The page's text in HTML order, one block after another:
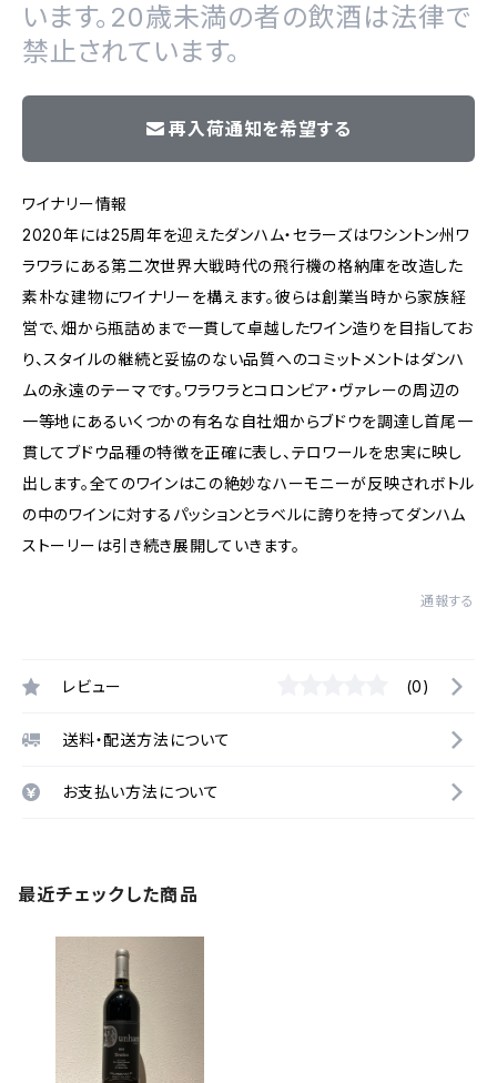
います。20歳未満の者の飲酒は法律で
禁止されています。
再入荷通知を希望する
ワイナリー情報
2020年には25周年を迎えたダンハム・セラーズはワシントン州ワ
ラワラにある第二次世界大戦時代の飛行機の格納庫を改造した
素朴な建物にワイナリーを構えます。彼らは創業当時から家族経
営で、畑から瓶詰めまで一貫して卓越したワイン造りを目指してお
り、スタイルの継続と妥協のない品質へのコミットメントはダンハ
ムの永遠のテーマです。ワラワラとコロンビア・ヴァレーの周辺の
一等地にあるいくつかの有名な自社畑からブドウを調達し首尾一
貫してブドウ品種の特徴を正確に表し、テロワールを忠実に映し
出します。全てのワインはこの絶妙なハーモニーが反映されボトル
の中のワインに対するパッションとラベルに誇りを持ってダンハム
ストーリーは引き続き展開していきます。
通報する
レビュー (0)
送料・配送方法について
お支払い方法について
最近チェックした商品